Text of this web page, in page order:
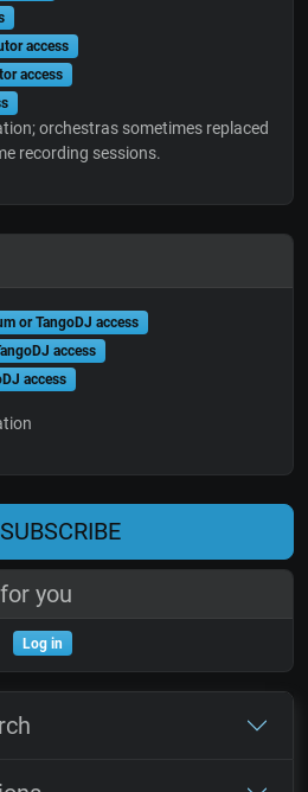
access
access
orchestras sometimes replaced
recording sessions.
or TangoDJ access
access
access
SUBSCRIBE
you
Log in